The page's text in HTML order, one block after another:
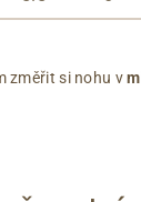
změřit si nohu v